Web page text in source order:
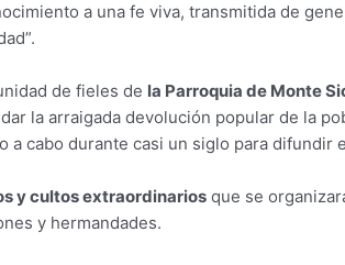
a una fe viva, transmitida de
de fieles de la Parroquia de Monte
la arraigada devolución popular de la
a cabo durante casi un siglo para difundir
y cultos extraordinarios que se
y hermandades.